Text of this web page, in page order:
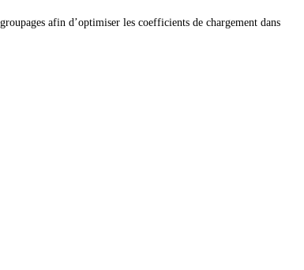
afin d’optimiser les coefficients de chargement dans